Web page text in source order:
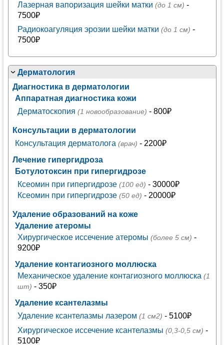
Лазерная вапоризация шейки матки (до 1 см) -
7500₽
Радиокоагуляция эрозии шейки матки (до 1 см) -
7500₽
Дерматология
Диагностика в дерматологии
Аппаратная диагностика кожи
Дерматоскопия (1 новообразование) - 800₽
Консультации в дерматологии
Консультация дерматолога (врач) - 2200₽
Лечение гипергидроза
Ботулотоксин при гипергидрозе
Ксеомин при гипергидрозе (100 ед) - 30000₽
Ксеомин при гипергидрозе (50 ед) - 20000₽
Удаление образований на коже
Удаление атеромы
Хирургическое иссечение атеромы (более 5 см) -
9200₽
Удаление контагиозного моллюска
Механическое удаление контагиозного моллюска (1
шт) - 350₽
Удаление ксантелазмы
Удаление ксантелазмы лазером (1 см2) - 5100₽
Хирургическое иссечение ксантелазмы (0,3-0,5 см) -
5100₽